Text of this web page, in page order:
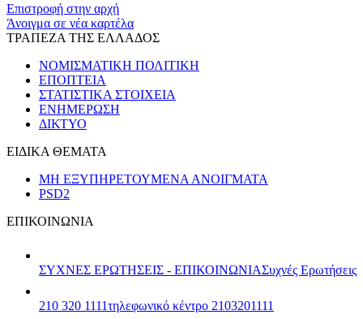
Επιστροφή στην αρχή
Άνοιγμα σε νέα καρτέλα
ΤΡΑΠΕΖΑ ΤΗΣ ΕΛΛΑΔΟΣ
ΝΟΜΙΣΜΑΤΙΚΗ ΠΟΛΙΤΙΚΗ
ΕΠΟΠΤΕΙΑ
ΣΤΑΤΙΣΤΙΚΑ ΣΤΟΙΧΕΙΑ
ΕΝΗΜΕΡΩΣΗ
ΔΙΚΤΥΟ
ΕΙΔΙΚΑ ΘΕΜΑΤΑ
ΜΗ ΕΞΥΠΗΡΕΤΟΥΜΕΝΑ ΑΝΟΙΓΜΑΤΑ
PSD2
ΕΠΙΚΟΙΝΩΝΙΑ
ΣΥΧΝΕΣ ΕΡΩΤΗΣΕΙΣ - ΕΠΙΚΟΙΝΩΝΙΑΣυχνές Ερωτήσεις
210 320 1111τηλεφωνικό κέντρο 2103201111